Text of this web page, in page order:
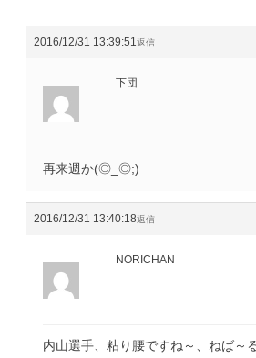
2016/12/31 13:39:51返信
下団
再来週か(◎_◎;)
2016/12/31 13:40:18返信
NORICHAN
内山選手、粘り腰ですね～、ねば～